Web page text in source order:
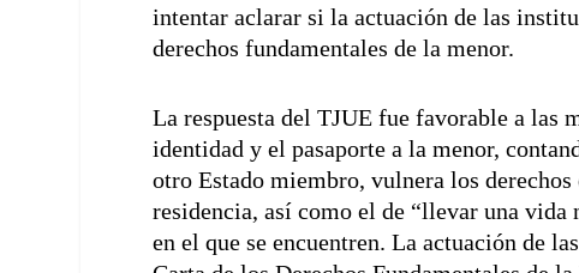
intentar aclarar si la actuación de las
derechos fundamentales de la menor.
La respuesta del TJUE fue favorable a las
identidad y el pasaporte a la menor,
otro Estado miembro, vulnera los
residencia, así como el de “llevar una
en el que se encuentren. La actuación de